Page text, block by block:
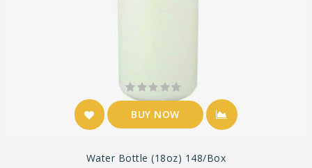
BUY NOW
Water Bottle (18oz) 148/box